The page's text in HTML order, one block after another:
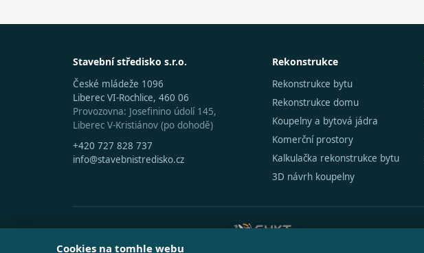
Stavební středisko s.r.o.
České mládeže 1096
Liberec VI-Rochlice, 460 06
Provozovna: Josefinino údolí 145,
Liberec V-Kristiánov (po dohodě)
+420 727 828 737
info@stavebnistredisko.cz
Rekonstrukce
Rekonstrukce bytu
Rekonstrukce domu
Koupelny a bytová jádra
Komerční prostory
Kalkulačka rekonstrukce bytu
3D návrh koupelny
Cookies na tomhle webu